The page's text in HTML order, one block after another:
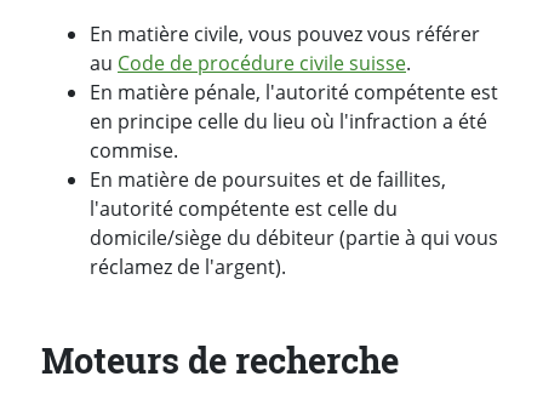
En matière civile, vous pouvez vous référer
au Code de procédure civile suisse.
En matière pénale, l'autorité compétente est
en principe celle du lieu où l'infraction a été
commise.
En matière de poursuites et de faillites,
l'autorité compétente est celle du
domicile/siège du débiteur (partie à qui vous
réclamez de l'argent).
Moteurs de recherche